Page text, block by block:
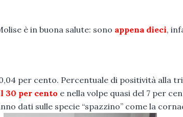
è in buona salute: sono appena dieci,
per cento. Percentuale di positività alla
30 per cento e nella volpe quasi del 7 per
dati sulle specie “spazzino” come la